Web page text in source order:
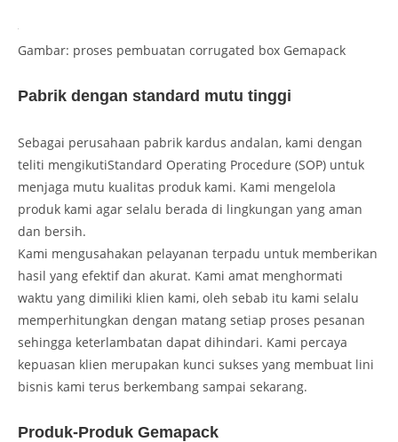
Gambar: proses pembuatan corrugated box Gemapack
Pabrik dengan standard mutu tinggi
Sebagai perusahaan pabrik kardus andalan, kami dengan
teliti mengikutiStandard Operating Procedure (SOP) untuk
menjaga mutu kualitas produk kami. Kami mengelola
produk kami agar selalu berada di lingkungan yang aman
dan bersih.
Kami mengusahakan pelayanan terpadu untuk memberikan
hasil yang efektif dan akurat. Kami amat menghormati
waktu yang dimiliki klien kami, oleh sebab itu kami selalu
memperhitungkan dengan matang setiap proses pesanan
sehingga keterlambatan dapat dihindari. Kami percaya
kepuasan klien merupakan kunci sukses yang membuat lini
bisnis kami terus berkembang sampai sekarang.
Produk-Produk Gemapack